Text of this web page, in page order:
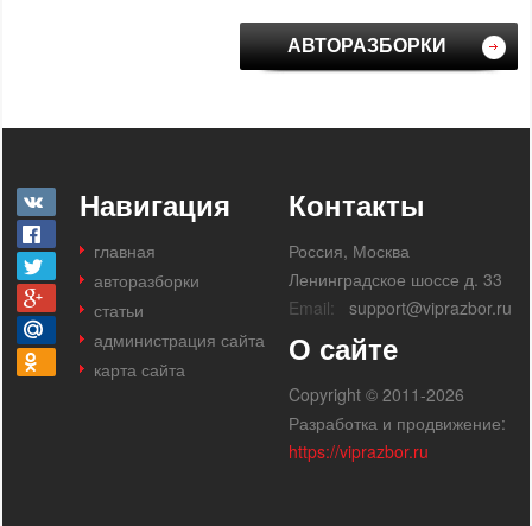
АВТОРАЗБОРКИ
Навигация
главная
авторазборки
статьи
администрация сайта
карта сайта
Контакты
Россия, Москва
Ленинградское шоссе д. 33
Email:
support@viprazbor.ru
О сайте
Copyright © 2011-2026
Разработка и продвижение:
https://viprazbor.ru